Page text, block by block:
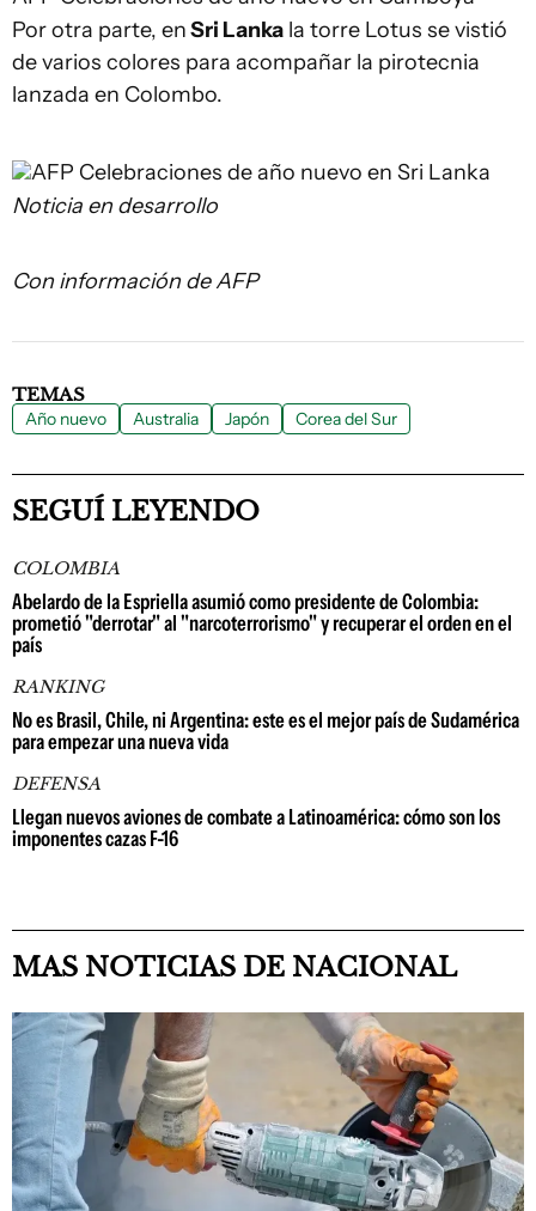
Por otra parte, enSri Lanka la torre Lotus se vistió
de varios colores para acompañar la pirotecnia
lanzada en Colombo.
AFP Celebraciones de año nuevo en Sri Lanka
Noticia en desarrollo
Con información de AFP
TEMAS
Año nuevo Australia Japón Corea del Sur
SEGUÍ LEYENDO
COLOMBIA
Abelardo de la Espriella asumió como presidente de Colombia:
prometió "derrotar" al "narcoterrorismo" y recuperar el orden en el
país
RANKING
No es Brasil, Chile, ni Argentina: este es el mejor país de Sudamérica
para empezar una nueva vida
DEFENSA
Llegan nuevos aviones de combate a Latinoamérica: cómo son los
imponentes cazas F-16
MAS NOTICIAS DE NACIONAL